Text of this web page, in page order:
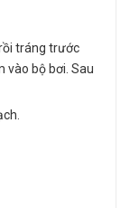
tráng trước
vào bộ bơi. Sau